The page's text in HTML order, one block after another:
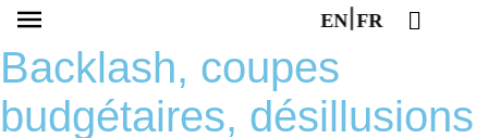
EN FR
Backlash, coupes
budgétaires, désillusions